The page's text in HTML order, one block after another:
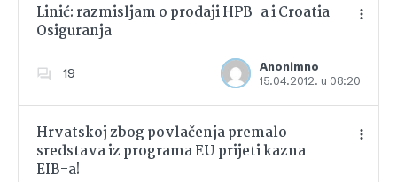
Linić: razmisljam o prodaji HPB-a i Croatia
Osiguranja
19
Anonimno
15.04.2012. u 08:20
Dodajte u favorite
Hrvatskoj zbog povlačenja premalo
sredstava iz programa EU prijeti kazna
EIB-a!